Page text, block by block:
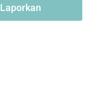
Laporkan